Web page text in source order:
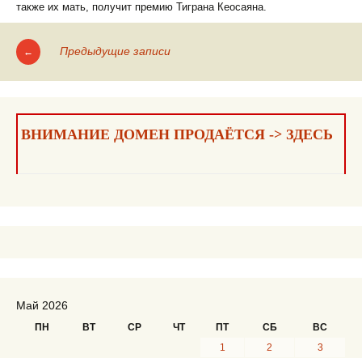
также их мать, получит премию Тиграна Кеосаяна.
Навигация
записям
← Предыдущие записи
ВНИМАНИЕ ДОМЕН ПРОДАЁТСЯ -> ЗДЕСЬ
Май 2026
ПН ВТ СР ЧТ ПТ СБ
ВС
1
2 3